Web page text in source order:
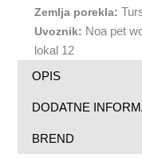
Zemlja porekla:
Uvoznik: Noa pet
lokal 12
OPIS
DODATNE
BREND